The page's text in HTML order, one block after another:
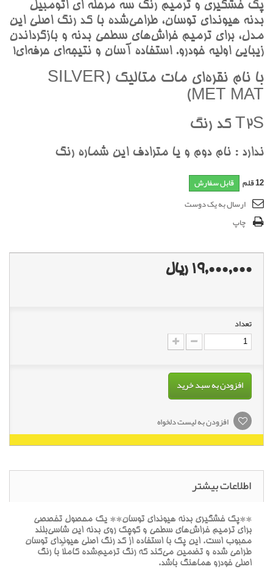
پک خشگيري و ترميم رنگ سه مرحله اي اتومبيل
بدنه هيونداي توسان، طراحي‌شده با کد رنگ اصلي اين
مدل، براي ترميم خراش‌هاي سطحي بدنه و بازگرداندن
زيبايي اوليه خودرو. استفاده آسان و نتيجه‌اي حرفه‌اي!
با نام نقره‌اي مات متاليک (SILVER
MET MAT)
T2S کد رنگ
ندارد : نام دوم و يا مترادف اين شماره رنگ
12قلم قابل سفارش
ارسال به یک دوست
چاپ
19,000,000 ریال
تعداد
افزودن به سبد خرید
افزودن به لیست دلخواه
اطلاعات بیشتر
**پک خشگيري بدنه هيونداي توسان** يک محصول تخصصي
براي ترميم خراش‌هاي سطحي و کوچک روي بدنه اين شاسي‌بلند
محبوب است. اين پک با استفاده از کد رنگ اصلي هيونداي توسان
طراحي شده و تضمين مي‌کند که رنگ ترميم‌شده کاملاً با رنگ
اصلي خودرو هماهنگ باشد.